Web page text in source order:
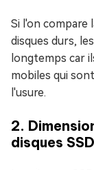
Si l'on compare
disques durs,
longtemps car
mobiles qui
l'usure.
2.
disques SSD